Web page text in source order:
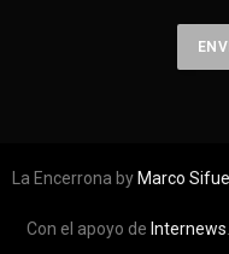
La Encerrona by Marco
Con el apoyo de Internews